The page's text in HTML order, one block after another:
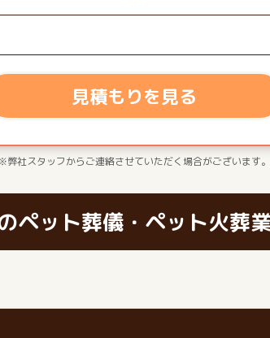
見積もりを見る
弊社スタッフからご連絡させていただく場合がございます。
ペット葬儀・ペット火葬